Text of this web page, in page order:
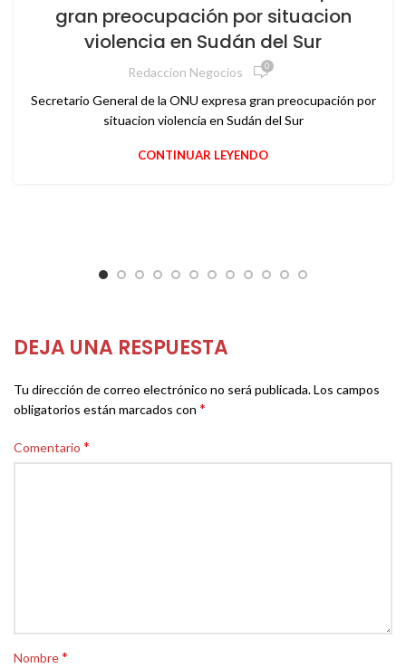
gran preocupación por situacion
violencia en Sudán del Sur
Redaccion Negocios 0
Secretario General de la ONU expresa gran preocupación por
situacion violencia en Sudán del Sur
CONTINUAR LEYENDO
DEJA UNA RESPUESTA
Tu dirección de correo electrónico no será publicada.Los campos
obligatorios están marcados con *
Comentario *
Nombre*